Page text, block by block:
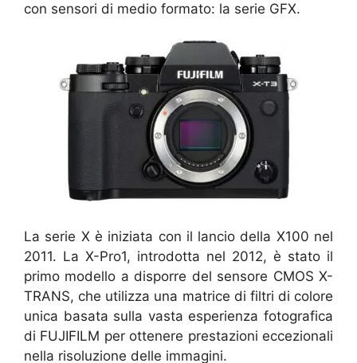
con sensori di medio formato: la serie GFX.
La serie X è iniziata con il lancio della X100 nel
2011. La X-Pro1, introdotta nel 2012, è stato il
primo modello a disporre del sensore CMOS X-
TRANS, che utilizza una matrice di filtri di colore
unica basata sulla vasta esperienza fotografica
di FUJIFILM per ottenere prestazioni eccezionali
nella risoluzione delle immagini.